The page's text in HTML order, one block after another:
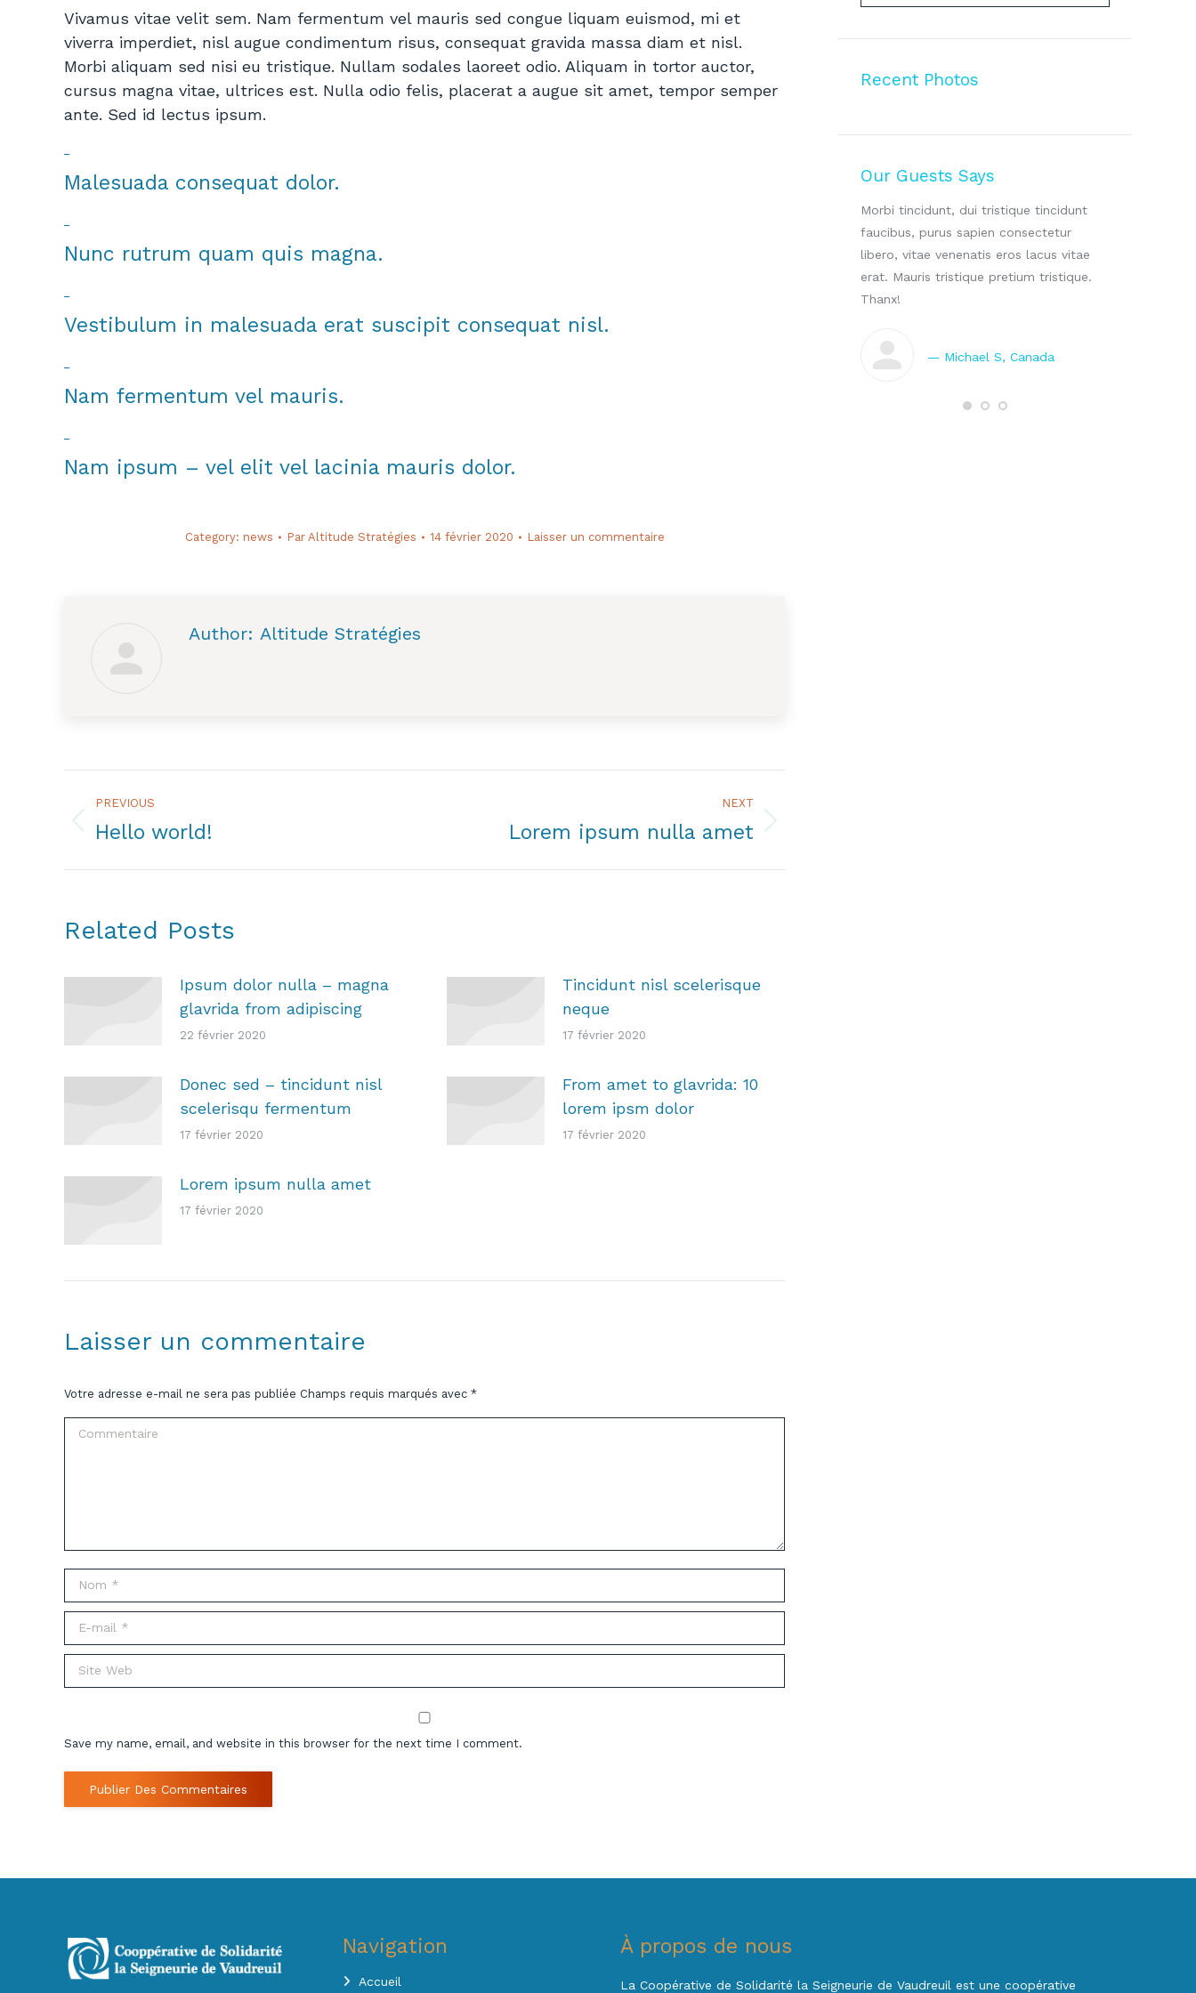
Vivamus vitae velit sem. Nam fermentum vel mauris sed congue liquam euismod, mi et
viverra imperdiet, nisl augue condimentum risus, consequat gravida massa diam et nisl.
Morbi aliquam sed nisi eu tristique. Nullam sodales laoreet odio. Aliquam in tortor auctor,
cursus magna vitae, ultrices est. Nulla odio felis, placerat a augue sit amet, tempor semper
ante. Sed id lectus ipsum.
Malesuada consequat dolor.
Nunc rutrum quam quis magna.
Vestibulum in malesuada erat suscipit consequat nisl.
Nam fermentum vel mauris.
Nam ipsum – vel elit vel lacinia mauris dolor.
Category: news Par Altitude Stratégies 14 février 2020 Laisser un commentaire
Author: Altitude Stratégies
navigation
PREVIOUS
Previous
Hello world!
NEXT
Lorem ipsum nulla amet
Related Posts
Ipsum dolor nulla – magna
glavrida from adipiscing
22 février 2020
Tincidunt nisl scelerisque
neque
17 février 2020
Donec sed – tincidunt nisl
scelerisqu fermentum
17 février 2020
From amet to glavrida: 10
lorem ipsm dolor
17 février 2020
Lorem ipsum nulla amet
17 février 2020
Laisser un commentaire
Votre adresse e-mail ne sera pas publiée Champs requis marqués avec *
Commentaire
Nom *
E-mail *
Site Web
Save my name, email, and website in this browser for the next time I comment.
Publier Des Commentaires
Recent Photos
Our Guests Says
consectetur libero, vitae venenatis eros
Morbi tincidunt, dui tristique tincidunt
faucibus, purus sapien consectetur
libero, vitae venenatis eros lacus vitae
erat. Mauris tristique pretium tristique.
Thanx!
— Michael S, Canada
Navigation
Accueil
À propos de nous
La Coopérative de Solidarité la Seigneurie de Vaudreuil est une coopérative